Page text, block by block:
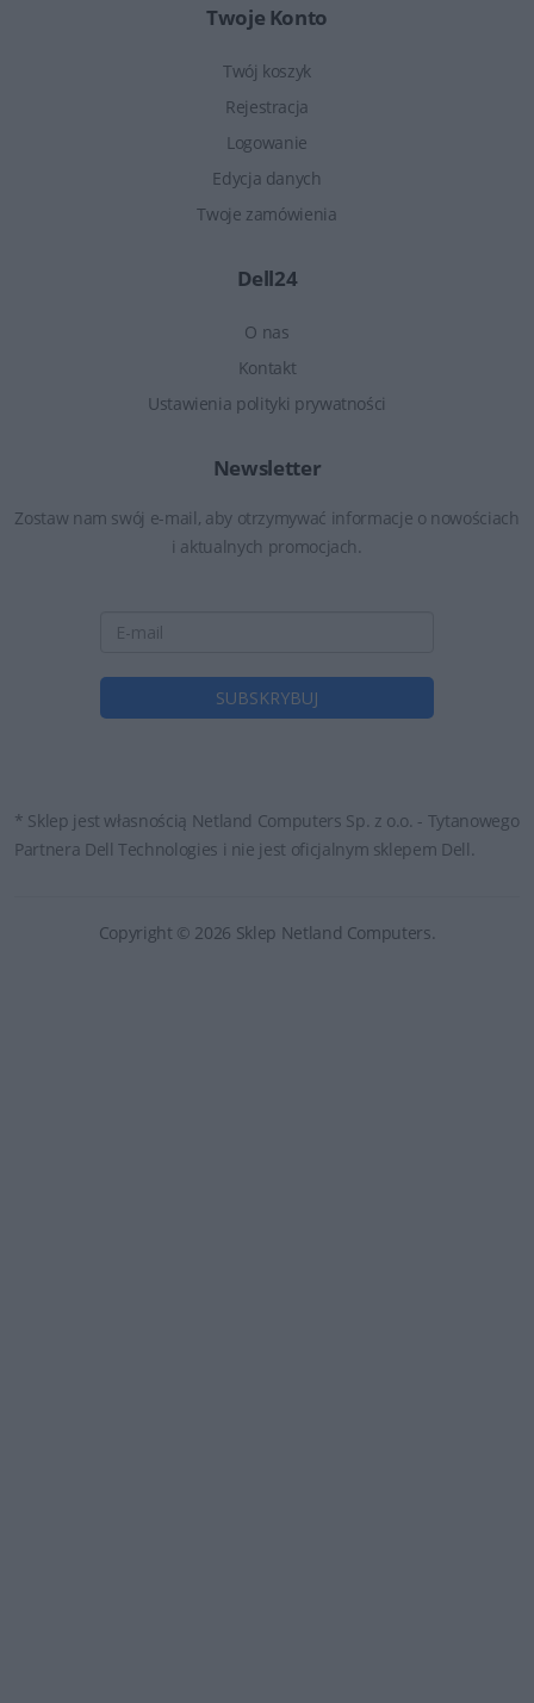
Twoje Konto
Twój koszyk
Rejestracja
Logowanie
Edycja danych
Twoje zamówienia
Dell24
O nas
Kontakt
Ustawienia polityki prywatności
Newsletter
Zostaw nam swój e-mail, aby otrzymywać informacje o nowościach
i aktualnych promocjach.
* Sklep jest własnością Netland Computers Sp. z o.o. - Tytanowego
Partnera Dell Technologies i nie jest oficjalnym sklepem Dell.
Copyright © 2026 Sklep Netland Computers.